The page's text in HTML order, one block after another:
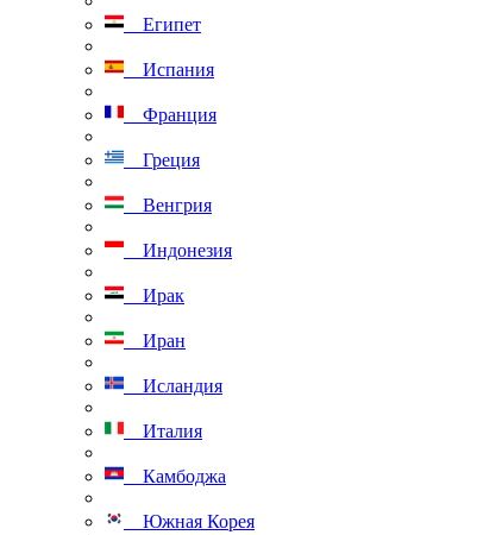
Египет
Испания
Франция
Греция
Венгрия
Индонезия
Ирак
Иран
Исландия
Италия
Камбоджа
Южная Корея